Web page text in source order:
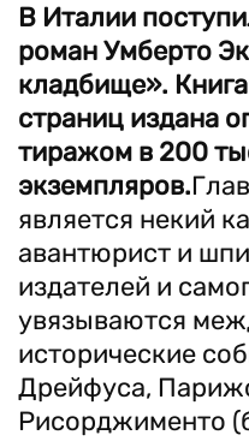
В Италии
роман Умберто
кладбище».
страниц издана
тиражом в 200
экземпляров.
является некий
авантюрист и
издателей и
увязываются
исторические
Дрейфуса,
Рисорджименто